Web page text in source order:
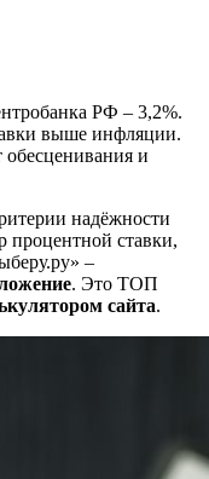
РФ – 3,2%.
выше инфляции.
обесценивания и
надёжности
процентной ставки,
–
. Это ТОП
сайта.